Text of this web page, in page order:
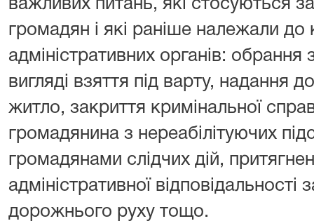
важливих питань, які стосуються
громадян і які раніше належали до
адміністративних органів: обрання
вигляді взяття під варту, надання
житло, закриття кримінальної
громадянина з нереабілітуючих
громадянами слідчих дій,
адміністративної
дорожнього руху тощо.